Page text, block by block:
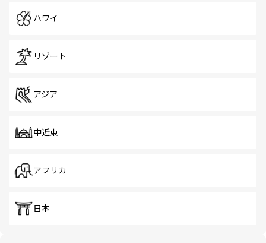
ハワイ
リゾート
アジア
中近東
アフリカ
日本